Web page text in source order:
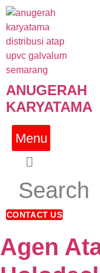
Skip
content
ANUGERAH
KARYATAMA
Menu
Search
CONTACT US
Agen